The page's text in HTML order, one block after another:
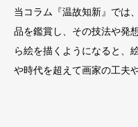
当コラム『温故知新』では
品を鑑賞し、その技法や発
ら絵を描くようになると、
や時代を超えて画家の工夫